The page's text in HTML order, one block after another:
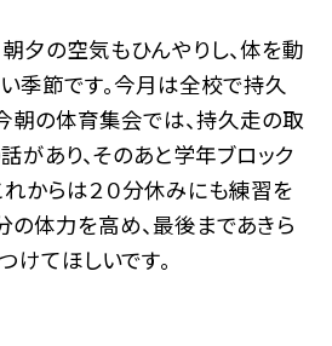
朝夕の空気もひんやりし、体を動
季節です。今月は全校で持久
朝の体育集会では、持久走の取
があり、そのあと学年ブロック
れからは２０分休みにも練習を
の体力を高め、最後まであきら
けてほしいです。